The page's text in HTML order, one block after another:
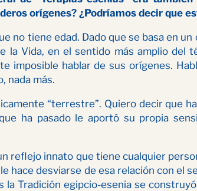
orígenes? ¿Podríamos decir que
no tiene edad. Dado que se basa en
la Vida, en el sentido más amplio del
imposible hablar de sus orígenes.
nada más.
“terrestre”. Quiero decir que
ha pasado le aportó su propia
reflejo innato que tiene cualquier
hace desviarse de esa relación con el
Tradición egipcio-esenia se